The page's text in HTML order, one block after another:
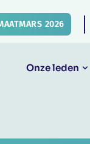
2026
Onze leden